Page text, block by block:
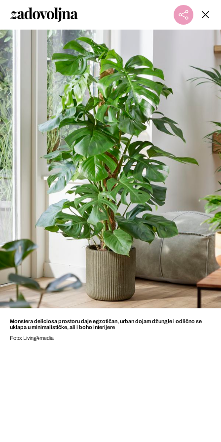
Monstera deliciosa prostoru daje egzotičan, urban dojam džungle i odlično se
uklapa u minimalističke, ali i boho interijere
Foto: Living4media